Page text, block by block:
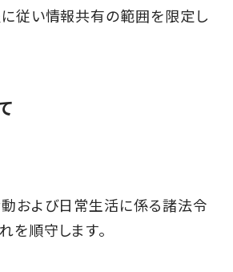
に従い情報共有の範囲を限定し
および日常生活に係る諸法令
を順守します。